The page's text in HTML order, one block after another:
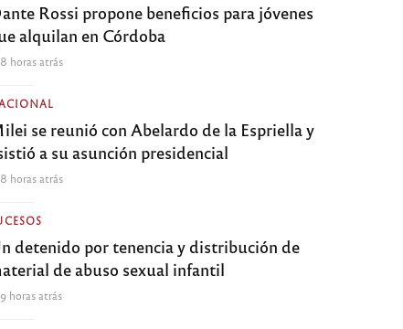
Rossi propone beneficios para jóvenes
alquilan en Córdoba
horas atrás
se reunió con Abelardo de la Espriella y
a su asunción presidencial
horas atrás
detenido por tenencia y distribución de
de abuso sexual infantil
horas atrás